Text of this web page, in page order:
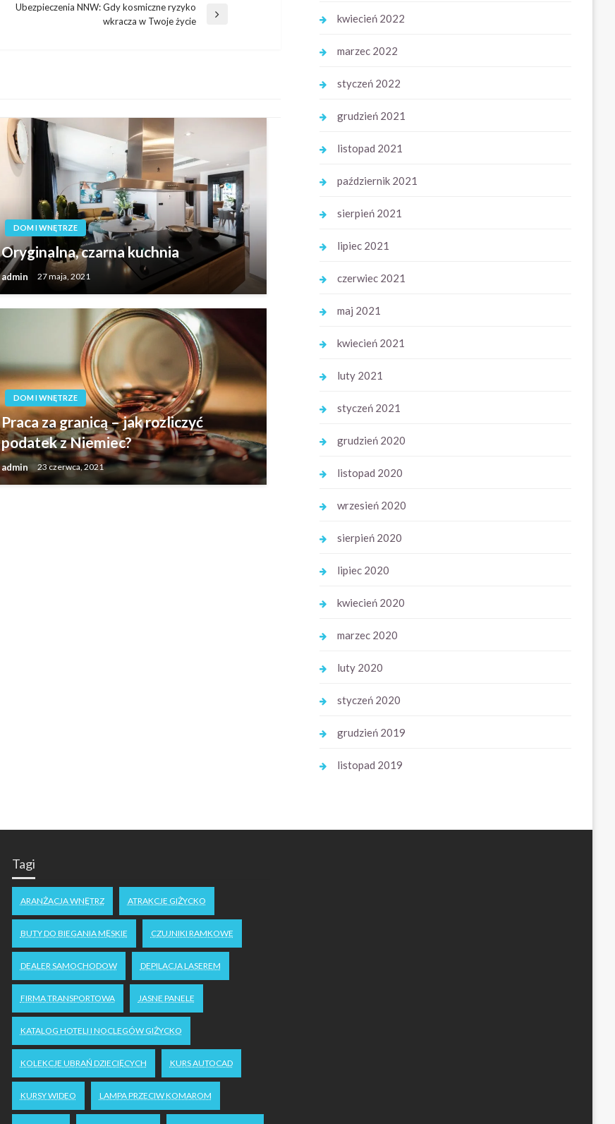
Ubezpieczenia NNW: Gdy kosmiczne ryzyko
wkracza w Twoje życie
DOM I WNĘTRZE
Oryginalna, czarna kuchnia
admin 27 maja, 2021
DOM I WNĘTRZE
Praca za granicą – jak rozliczyć
podatek z Niemiec?
admin 23 czerwca, 2021
kwiecień 2022
marzec 2022
styczeń 2022
grudzień 2021
listopad 2021
październik 2021
sierpień 2021
lipiec 2021
czerwiec 2021
maj 2021
kwiecień 2021
luty 2021
styczeń 2021
grudzień 2020
listopad 2020
wrzesień 2020
sierpień 2020
lipiec 2020
kwiecień 2020
marzec 2020
luty 2020
styczeń 2020
grudzień 2019
listopad 2019
Tagi
ARANŻACJA WNĘTRZ ATRAKCJE GIŻYCKO
BUTY DO BIEGANIA MĘSKIE CZUJNIKI RAMKOWE
DEALER SAMOCHODOW DEPILACJA LASEREM
FIRMA TRANSPORTOWA JASNE PANELE
KATALOG HOTELI I NOCLEGÓW GIŻYCKO
KOLEKCJE UBRAŃ DZIECIĘCYCH KURS AUTOCAD
KURSY WIDEO LAMPA PRZECIW KOMAROM